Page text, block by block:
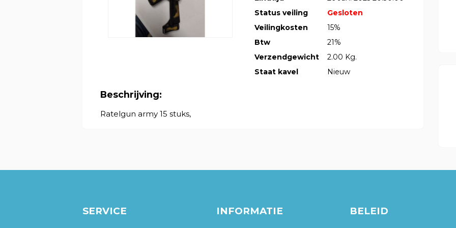
Status veiling
Gesloten
Veilingkosten
15%
Btw
21%
Verzendgewicht
2.00 Kg.
Staat kavel
Nieuw
Beschrijving:
Ratelgun army 15 stuks,
SERVICE INFORMATIE BELEID